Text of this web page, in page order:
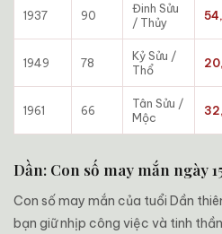
1937 90
Đinh Sửu
/ Thủy
1949 78
Kỷ Sửu /
Thổ
1961 66
Tân Sửu /
Mộc
Dần: Con số may mắn ngày
Con số may mắn của tuổi Dần
bạn giữ nhịp công việc và tinh